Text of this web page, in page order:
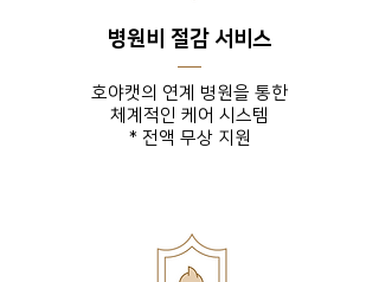
병원비 절감 서비스
호야캣의 연계 병원을 통한
체계적인 케어 시스템
* 전액 무상 지원